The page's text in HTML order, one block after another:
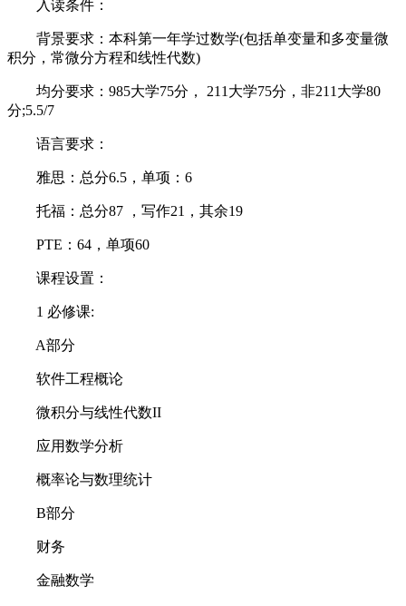
入读条件：
背景要求：本科第一年学过数学(包括单变量和多变量微
积分，常微分方程和线性代数)
均分要求：985大学75分， 211大学75分，非211大学80
分;5.5/7
语言要求：
雅思：总分6.5，单项：6
托福：总分87 ，写作21，其余19
PTE：64，单项60
课程设置：
1 必修课:
A部分
软件工程概论
微积分与线性代数II
应用数学分析
概率论与数理统计
B部分
财务
金融数学